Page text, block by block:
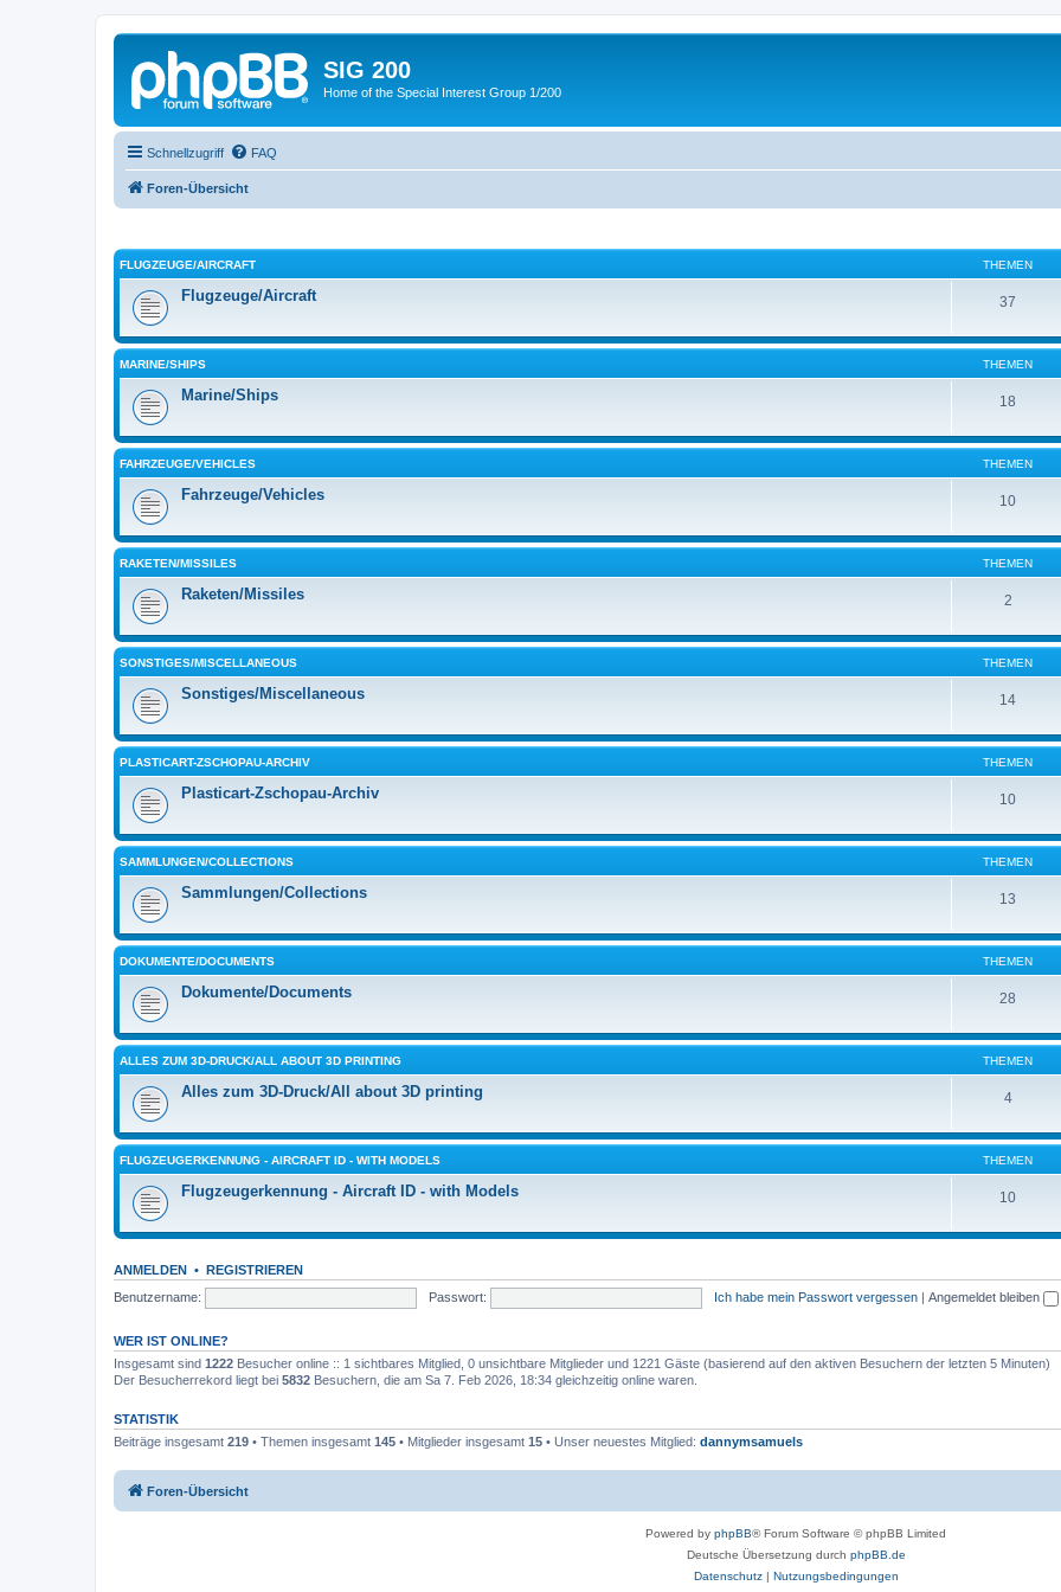
SIG 200
Home of the Special Interest Group 1/200
Schnellzugriff FAQ
Foren-Übersicht
FLUGZEUGE/AIRCRAFT THEMEN
Flugzeuge/Aircraft 37
MARINE/SHIPS THEMEN
Marine/Ships 18
FAHRZEUGE/VEHICLES THEMEN
Fahrzeuge/Vehicles 10
RAKETEN/MISSILES THEMEN
Raketen/Missiles 2
SONSTIGES/MISCELLANEOUS THEMEN
Sonstiges/Miscellaneous 14
PLASTICART-ZSCHOPAU-ARCHIV THEMEN
Plasticart-Zschopau-Archiv 10
SAMMLUNGEN/COLLECTIONS THEMEN
Sammlungen/Collections 13
DOKUMENTE/DOCUMENTS THEMEN
Dokumente/Documents 28
ALLES ZUM 3D-DRUCK/ALL ABOUT 3D PRINTING THEMEN
Alles zum 3D-Druck/All about 3D printing 4
FLUGZEUGERKENNUNG - AIRCRAFT ID - WITH MODELS THEMEN
Flugzeugerkennung - Aircraft ID - with Models 10
ANMELDEN • REGISTRIEREN
Benutzername:
Passwort: Ich habe mein Passwort vergessen | Angemeldet bleiben
WER IST ONLINE?
Insgesamt sind 1222 Besucher online :: 1 sichtbares Mitglied, 0 unsichtbare Mitglieder und 1221 Gäste (basierend auf den aktiven Besuchern der letzten 5 Minuten)
Der Besucherrekord liegt bei 5832 Besuchern, die am Sa 7. Feb 2026, 18:34 gleichzeitig online waren.
STATISTIK
Beiträge insgesamt 219 • Themen insgesamt 145 • Mitglieder insgesamt 15 • Unser neuestes Mitglied: dannymsamuels
Foren-Übersicht
Powered by phpBB® Forum Software © phpBB Limited
Deutsche Übersetzung durch phpBB.de
Datenschutz| Nutzungsbedingungen